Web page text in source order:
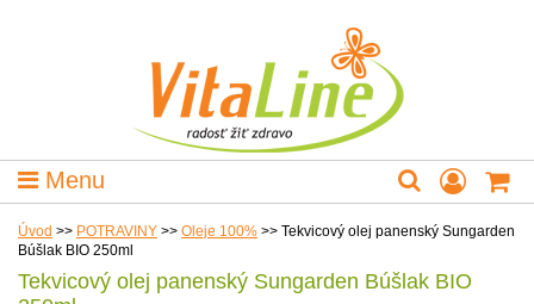
Menu
Úvod >> POTRAVINY >> Oleje 100% >> Tekvicový olej panenský Sungarden
Búšlak BIO 250ml
Tekvicový olej panenský Sungarden Búšlak BIO